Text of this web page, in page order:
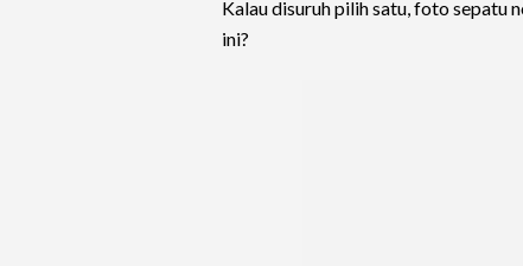
Kalau disuruh pilih satu, foto sepatu
ini?